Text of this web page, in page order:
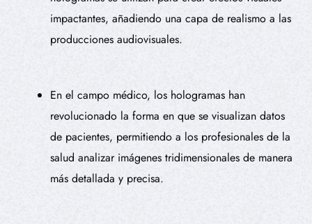
impactantes, añadiendo una capa de realismo a las
producciones audiovisuales.
En el campo médico, los hologramas han
revolucionado la forma en que se visualizan datos
de pacientes, permitiendo a los profesionales de la
salud analizar imágenes tridimensionales de manera
más detallada y precisa.